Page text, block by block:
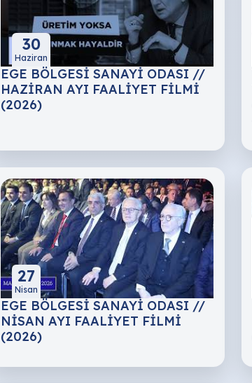
30
Haziran
EGE BÖLGESİ SANAYİ ODASI //
HAZİRAN AYI FAALİYET FİLMİ
(2026)
27
Nisan
EGE BÖLGESİ SANAYİ ODASI //
NİSAN AYI FAALİYET FİLMİ
(2026)